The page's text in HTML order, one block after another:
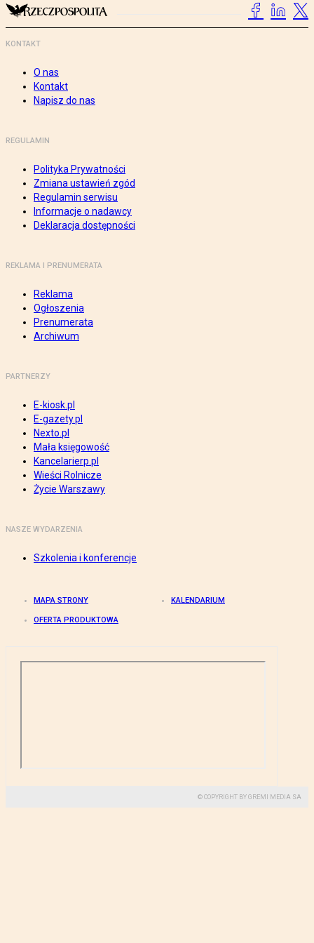
KONTAKT
O nas
Kontakt
Napisz do nas
REGULAMIN
Polityka Prywatności
Zmiana ustawień zgód
Regulamin serwisu
Informacje o nadawcy
Deklaracja dostępności
REKLAMA I PRENUMERATA
Reklama
Ogłoszenia
Prenumerata
Archiwum
PARTNERZY
E-kiosk.pl
E-gazety.pl
Nexto.pl
Mała księgowość
Kancelarierp.pl
Wieści Rolnicze
Życie Warszawy
NASZE WYDARZENIA
Szkolenia i konferencje
MAPA STRONY KALENDARIUM
OFERTA PRODUKTOWA
© COPYRIGHT BY GREMI MEDIA SA